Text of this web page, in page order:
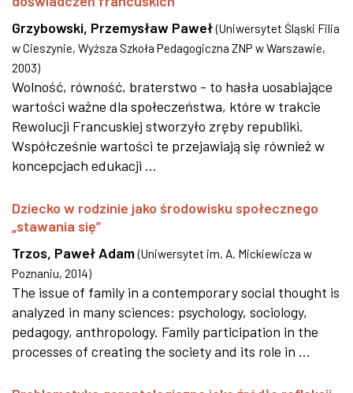
Grzybowski, Przemysław Paweł (Uniwersytet Śląski Filia
w Cieszynie, Wyższa Szkoła Pedagogiczna ZNP w Warszawie,
2003)
Wolność, równość, braterstwo - to hasła uosabiające
wartości ważne dla społeczeństwa, które w trakcie
Rewolucji Francuskiej stworzyło zręby republiki.
Współcześnie wartości te przejawiają się również w
koncepcjach edukacji ...
Dziecko w rodzinie jako środowisku społecznego
„stawania się”
Trzos, Paweł Adam (Uniwersytet im. A. Mickiewicza w
Poznaniu, 2014)
The issue of family in a contemporary social thought is
analyzed in many sciences: psychology, sociology,
pedagogy, anthropology. Family participation in the
processes of creating the society and its role in ...